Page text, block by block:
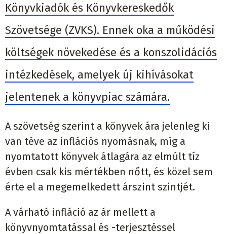
Könyvkiadók és Könyvkereskedők
Szövetsége (ZVKS). Ennek oka a működési
költségek növekedése és a konszolidációs
intézkedések, amelyek új kihívásokat
jelentenek a könyvpiac számára.
A szövetség szerint a könyvek ára jelenleg ki
van téve az inflációs nyomásnak, míg a
nyomtatott könyvek átlagára az elmúlt tíz
évben csak kis mértékben nőtt, és közel sem
érte el a megemelkedett árszint szintjét.
A várható infláció az ár mellett a
könyvnyomtatással és -terjesztéssel